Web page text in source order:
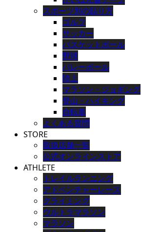
スポーツ別の貼り方
ゴルフ
サッカー
バスケットボール
野球
バレーボール
陸上
マラソン・ジョギング
登山・ハイキング
自転車
よくある質問
STORE
取扱店舗一覧
公式オンラインストア
ATHLETE
トレイルランニング
アドベンチャーレース
クライミング
ウルトラマラソン
マラソン